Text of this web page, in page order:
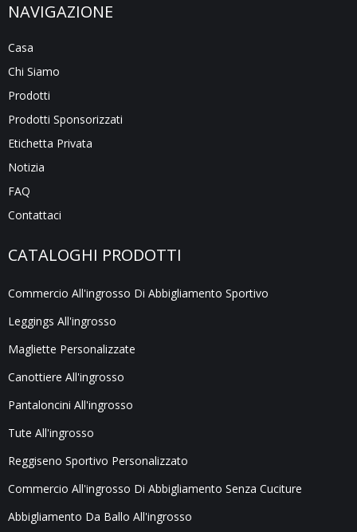
NAVIGAZIONE
Casa
Chi Siamo
Prodotti
Prodotti Sponsorizzati
Etichetta Privata
Notizia
FAQ
Contattaci
CATALOGHI PRODOTTI
Commercio All'ingrosso Di Abbigliamento Sportivo
Leggings All'ingrosso
Magliette Personalizzate
Canottiere All'ingrosso
Pantaloncini All'ingrosso
Tute All'ingrosso
Reggiseno Sportivo Personalizzato
Commercio All'ingrosso Di Abbigliamento Senza Cuciture
Abbigliamento Da Ballo All'ingrosso